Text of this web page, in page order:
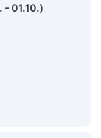
- 01.10.)